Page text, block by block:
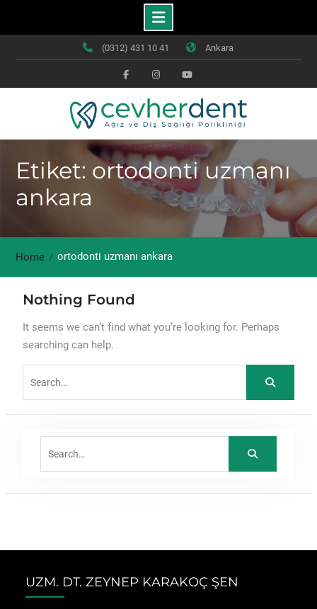
(0312) 431 10 41 Ankara
FacebookInstagramYoutube
Etiket: ortodonti uzmanı
ankara
Home ortodonti uzmanı ankara
Nothing Found
It seems we can’t find what you’re looking for. Perhaps
searching can help.
for:
for:
UZM. DT. ZEYNEP KARAKOÇ ŞEN